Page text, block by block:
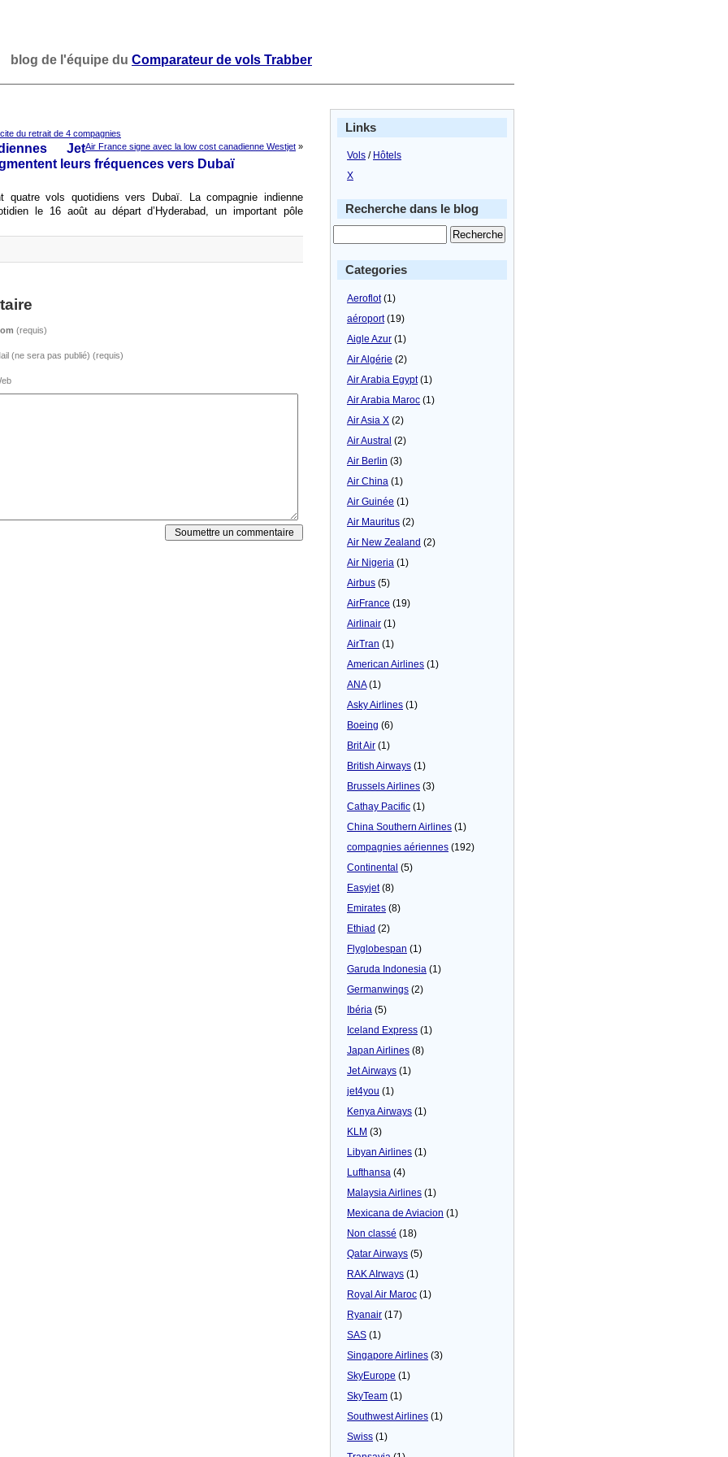
blog de l'équipe du Comparateur de vols Trabber
du retrait de 4 compagnies
Air France signe avec la low cost canadienne Westjet »
Jet
leurs fréquences vers Dubaï
quatre vols quotidiens vers Dubaï. La compagnie indienne
le 16 août au départ d’Hyderabad, un important pôle
(requis)
(ne sera pas publié) (requis)
Links
Vols / Hôtels
X
Recherche dans le blog
Categories
Aeroflot(1)
aéroport(19)
Aigle Azur (1)
Air Algérie (2)
Air Arabia Egypt(1)
Air Arabia Maroc (1)
Air Asia X (2)
Air Austral (2)
Air Berlin (3)
Air China (1)
Air Guinée (1)
Air Mauritus (2)
Air New Zealand (2)
Air Nigeria (1)
Airbus (5)
AirFrance (19)
Airlinair (1)
AirTran (1)
American Airlines (1)
ANA(1)
Asky Airlines (1)
Boeing (6)
Brit Air (1)
British Airways (1)
Brussels Airlines (3)
Cathay Pacific (1)
China Southern Airlines (1)
compagnies aériennes (192)
Continental (5)
Easyjet(8)
Emirates (8)
Ethiad (2)
Flyglobespan (1)
Garuda Indonesia (1)
Germanwings (2)
Ibéria (5)
Iceland Express (1)
Japan Airlines (8)
Jet Airways (1)
jet4you (1)
Kenya Airways (1)
KLM (3)
Libyan Airlines (1)
Lufthansa (4)
Malaysia Airlines (1)
Mexicana de Aviacion (1)
Non classé (18)
Qatar Airways (5)
RAK AIrways (1)
Royal Air Maroc (1)
Ryanair (17)
SAS (1)
Singapore Airlines (3)
SkyEurope (1)
SkyTeam (1)
Southwest Airlines (1)
Swiss (1)